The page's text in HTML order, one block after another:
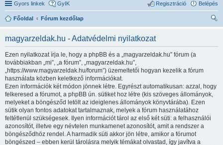
Gyors linkek GyIK Belépés
Regisztráció
Főoldal
Fórum kezdőlap
magyarzeldak.hu - Adatvédelmi nyilatkozat
Ezen nyilatkozat írja le, hogy a phpBB és a „magyarzeldak.hu” fórum (a
továbbiakban „mi”, „a fórum”, „magyarzeldak.hu”,
„https://www.magyarzeldak.hu/forum”) üzemeltetői hogyan kezelik a fórum
használata közben keletkező információkat.
Ezen információk két módon jönnek létre. Egyrészt automatikusan: azzal, hogy
felkeresed a fórumot, a phpBB ún. sütiket hoz létre (kis szöveges állományok,
melyeket a böngésződ letölt az ideiglenes állományok könyvtárába). Ezen
sütik olyan fontos adatokat tartalmaznak, melyek a fórum használatához
feltétlenül szükségesek. Ilyen információt tárol az első két süti: a felhasználói
azonosítót, illetve egy névtelen munkamenet azonosítót, amit a rendszer a
böngésződhöz rendel. A harmadik süti akkor jön létre, amikor a fórumot
böngészed – ebben kerül tárolásra melyik témákat olvastad, így javítva a